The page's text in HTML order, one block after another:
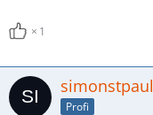
1
Profi